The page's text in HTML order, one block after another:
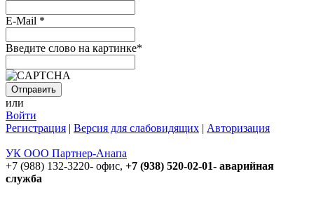
E-Mail *
Введите слово на картинке*
или
Войти
Регистрация | Версия для слабовидящих | Авторизация
УК ООО Партнер-Анапа
+7 (988) 132-3220- офис, +7 (938) 520-02-01- аварийная
служба